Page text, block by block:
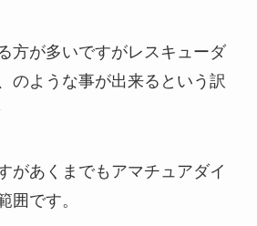
方が多いですがレスキューダ
のような事が出来るという訳
があくまでもアマチュアダイ
囲です。